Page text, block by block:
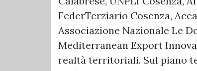
FederTerziario Cosenza,
Associazione Nazionale Le
Mediterranean Export
realtà territoriali. Sul piano